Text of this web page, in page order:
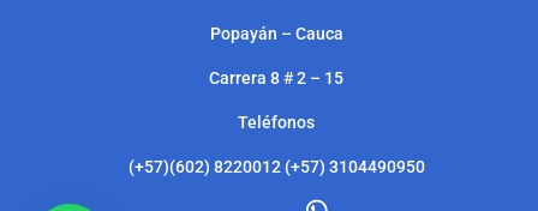
Popayán – Cauca
Carrera 8 # 2 – 15
Teléfonos
(+57)(602) 8220012 (+57) 3104490950